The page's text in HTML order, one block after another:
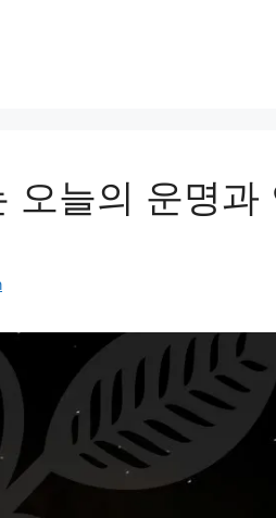
오늘의 운명과